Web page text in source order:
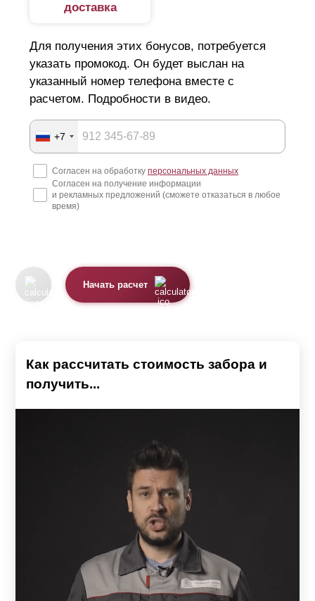
доставка
Для получения этих бонусов, потребуется
указать промокод. Он будет выслан на
указанный номер телефона вместе с
расчетом. Подробности в видео.
+7
Согласен на обработку персональных данных
Согласен на получение информации
и рекламных предложений (сможете отказаться в любое
время)
Начать расчет
Как рассчитать стоимость забора и
получить...